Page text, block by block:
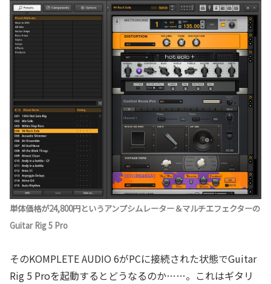
単体価格が24,800円というアンプシムレーター＆マルチエフェクターの
Guitar Rig 5 Pro
そのKOMPLETE AUDIO 6がPCに接続された状態でGuitar
Rig 5 Proを起動するとどうなるのか……。これはギタリ